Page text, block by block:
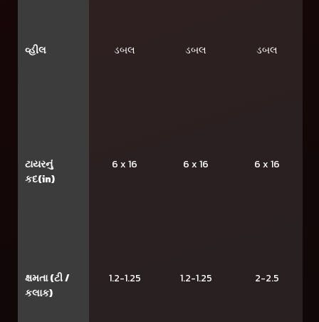
વ્હીલ
ટાયરનું
કદ(in)
ક્ષમતા (ટી /
કલાક)
ડબલ
6 x 16
1.2-1.25
ડબલ
6 x 16
1.2-1.25
ડબલ
6 x 16
2-2.5